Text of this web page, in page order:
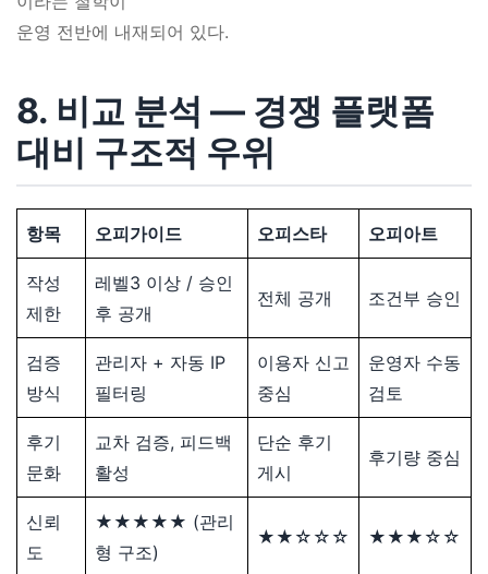
운영 전반에 내재되어 있다.
8. 비교 분석 ― 경쟁 플랫폼
대비 구조적 우위
항목 오피가이드 오피스타 오피아트
작성
제한
레벨3 이상 / 승인
후 공개
전체 공개 조건부 승인
검증
방식
관리자 + 자동 IP
필터링
이용자 신고
중심
운영자 수동
검토
후기
문화
교차 검증, 피드백
활성
단순 후기
게시
후기량 중심
신뢰
도
★★★★★ (관리
형 구조)
★★☆☆☆ ★★★☆☆